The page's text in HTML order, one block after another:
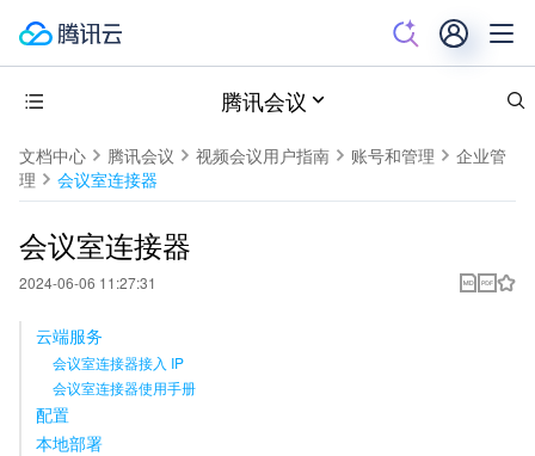
腾讯会议
文档中心 腾讯会议 视频会议用户指南 账号和管理
企业管
理
会议室连接器
会议室连接器
2024-06-06 11:27:31
云端服务
会议室连接器接入 IP
会议室连接器使用手册
配置
本地部署